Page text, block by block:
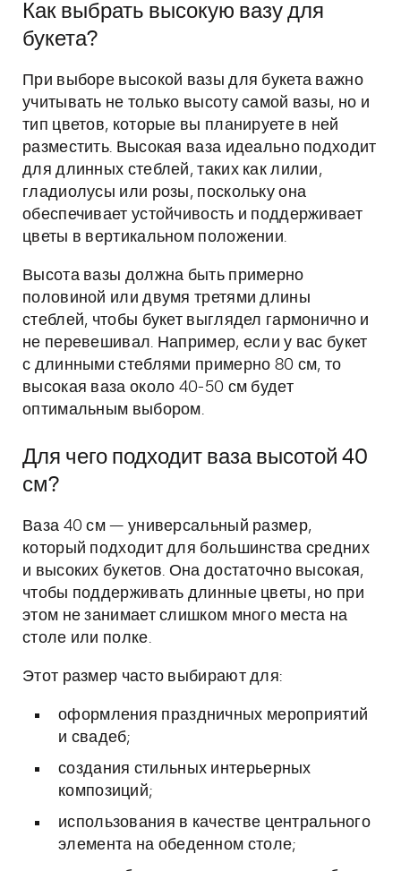
Как выбрать высокую вазу для
букета?
При выборе высокой вазы для букета важно
учитывать не только высоту самой вазы, но и
тип цветов, которые вы планируете в ней
разместить. Высокая ваза идеально подходит
для длинных стеблей, таких как лилии,
гладиолусы или розы, поскольку она
обеспечивает устойчивость и поддерживает
цветы в вертикальном положении.
Высота вазы должна быть примерно
половиной или двумя третями длины
стеблей, чтобы букет выглядел гармонично и
не перевешивал. Например, если у вас букет
с длинными стеблями примерно 80 см, то
высокая ваза около 40-50 см будет
оптимальным выбором.
Для чего подходит ваза высотой 40
см?
Ваза 40 см — универсальный размер,
который подходит для большинства средних
и высоких букетов. Она достаточно высокая,
чтобы поддерживать длинные цветы, но при
этом не занимает слишком много места на
столе или полке.
Этот размер часто выбирают для:
оформления праздничных мероприятий
и свадеб;
создания стильных интерьерных
композиций;
использования в качестве центрального
элемента на обеденном столе;